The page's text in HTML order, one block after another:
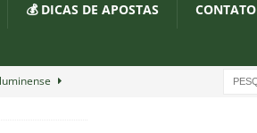
💰 DICAS DE APOSTAS CONTATO